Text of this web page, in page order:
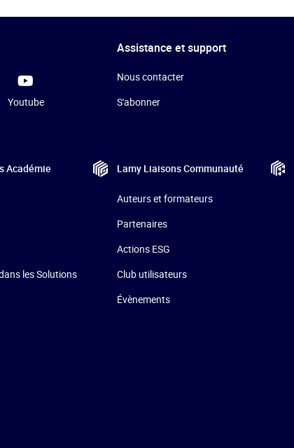
Youtube
Assistance et support
Nous contacter
S'abonner
Académie
les Solutions
Lamy LiaisonsCommunauté
Auteurs et formateurs
Partenaires
Actions ESG
Club utilisateurs
Évènements